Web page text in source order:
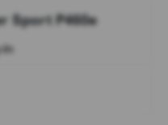
Sport P460e